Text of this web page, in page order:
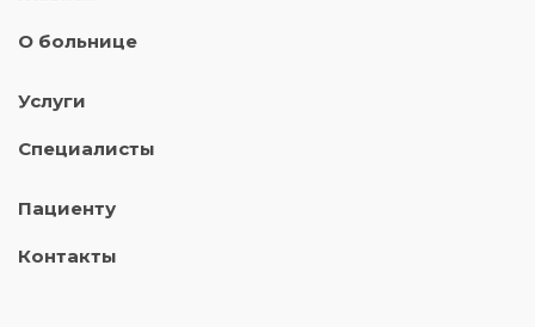
О больнице
Услуги
Специалисты
Пациенту
Контакты